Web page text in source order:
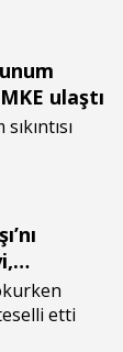
ulaştı
etti